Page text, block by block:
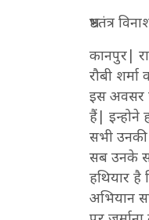
भ्रष्टतंत्र
कानपुर|
रौबी
इस अवसर
हैं| इन्होने
सभी
सब उनके
हथियार है
अभियान